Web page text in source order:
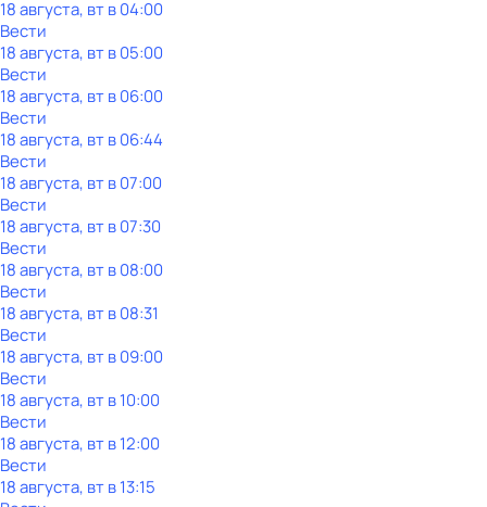
18 августа, вт в 04:00
Вести
18 августа, вт в 05:00
Вести
18 августа, вт в 06:00
Вести
18 августа, вт в 06:44
Вести
18 августа, вт в 07:00
Вести
18 августа, вт в 07:30
Вести
18 августа, вт в 08:00
Вести
18 августа, вт в 08:31
Вести
18 августа, вт в 09:00
Вести
18 августа, вт в 10:00
Вести
18 августа, вт в 12:00
Вести
18 августа, вт в 13:15